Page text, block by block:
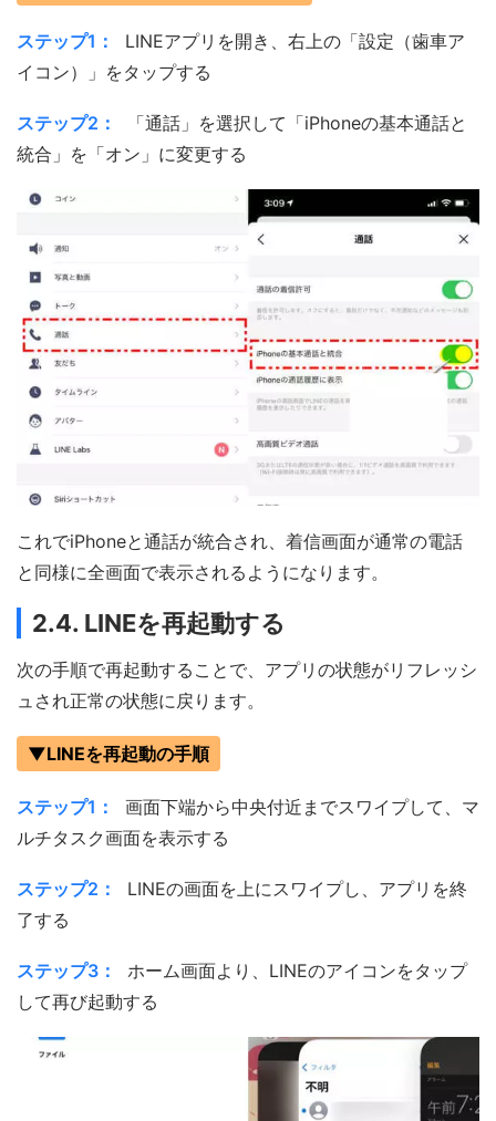
ステップ1：
LINEアプリを開き、右上の「設定（歯車ア
イコン）」をタップする
ステップ2：
「通話」を選択して「iPhoneの基本通話と
統合」を「オン」に変更する
これでiPhoneと通話が統合され、着信画面が通常の電話
と同様に全画面で表示されるようになります。
2.4. LINEを再起動する
次の手順で再起動することで、アプリの状態がリフレッシ
ュされ正常の状態に戻ります。
▼LINEを再起動の手順
ステップ1：
画面下端から中央付近までスワイプして、マ
ルチタスク画面を表示する
ステップ2：
LINEの画面を上にスワイプし、アプリを終
了する
ステップ3：
ホーム画面より、LINEのアイコンをタップ
して再び起動する